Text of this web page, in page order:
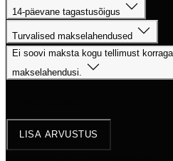
14-päevane tagastusõigus
Turvalised makselahendused
Ei soovi maksta kogu tellimust
makselahendusi.
LISA ARVUSTUS